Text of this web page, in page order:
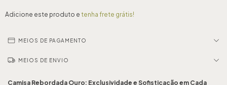
Adicione este produto e tenha frete grátis!
MEIOS DE PAGAMENTO
MEIOS DE ENVIO
Camisa Rebordada Ouro: Exclusividade e Sofisticação em Cada